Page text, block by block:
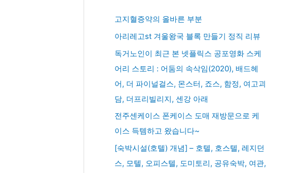
고지혈증약의 올바른 부분
아리레고st 겨울왕국 블록 만들기 정직 리뷰
독거노인이 최근 본 넷플릭스 공포영화 스케
어리 스토리 : 어둠의 속삭임(2020), 배드헤
어, 더 파이널걸스, 몬스터, 죠스, 함정, 여고괴
담, 더프리빌리지, 센강 아래
전주센케이스 폰케이스 도매 재방문으로 케
이스 득템하고 왔습니다~
[숙박시설(호텔) 개념] – 호텔, 호스텔, 레지던
스, 모텔, 오피스텔, 도미토리, 공유숙박, 여관,